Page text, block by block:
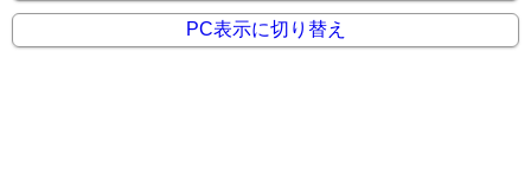
PC表示に切り替え